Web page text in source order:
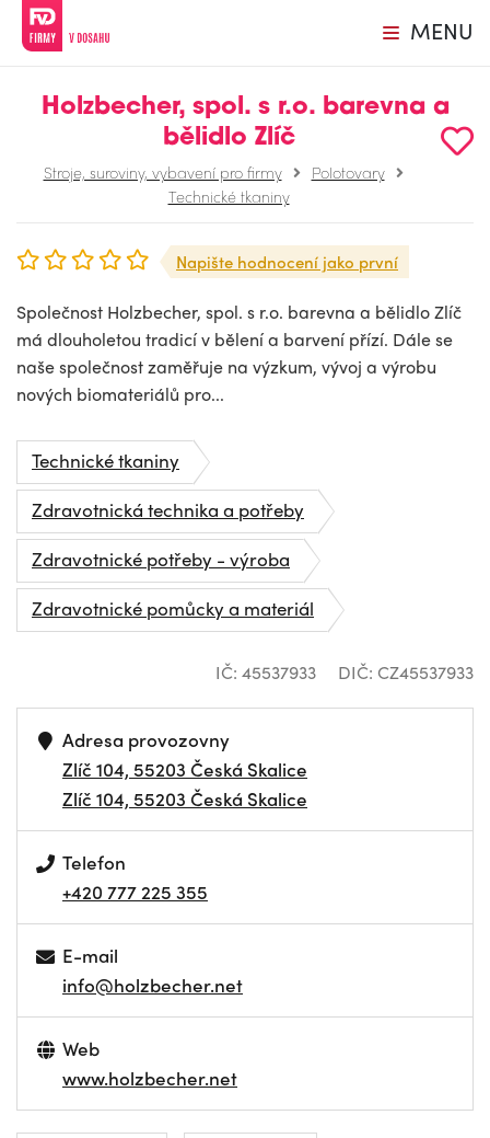
MENU
Holzbecher, spol. s r.o. barevna a
bělidlo Zlíč
Stroje, suroviny, vybavení pro firmy
Polotovary
Technické tkaniny
Napište hodnocení jako první
Společnost Holzbecher, spol. s r.o. barevna a bělidlo Zlíč
má dlouholetou tradicí v bělení a barvení přízí. Dále se
naše společnost zaměřuje na výzkum, vývoj a výrobu
nových biomateriálů pro...
Technické tkaniny
Zdravotnická technika a potřeby
Zdravotnické potřeby - výroba
Zdravotnické pomůcky a materiál
IČ: 45537933 DIČ: CZ45537933
Adresa provozovny
Zlíč 104, 55203 Česká Skalice
Zlíč 104, 55203 Česká Skalice
Telefon
+420 777 225 355
E-mail
info@holzbecher.net
Web
www.holzbecher.net